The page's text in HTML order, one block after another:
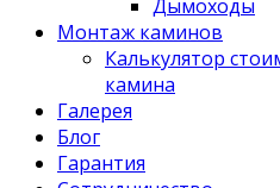
Дымоходы
Монтаж каминов
Калькулятор
камина
Галерея
Блог
Гарантия